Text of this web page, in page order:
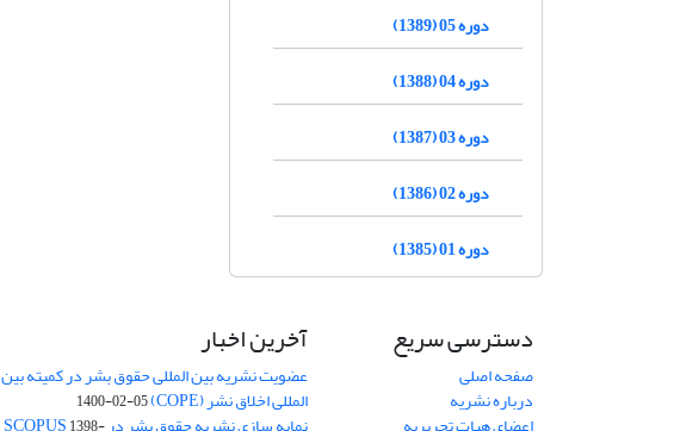
دوره 05 (1389)
دوره 04 (1388)
دوره 03 (1387)
دوره 02 (1386)
دوره 01 (1385)
دسترسی سریع
صفحه اصلی
درباره نشریه
آخرین اخبار
عضویت نشریه بین المللی حقوق بشر در کمیته بین
المللی اخلاق نشر (COPE) 1400-02-05